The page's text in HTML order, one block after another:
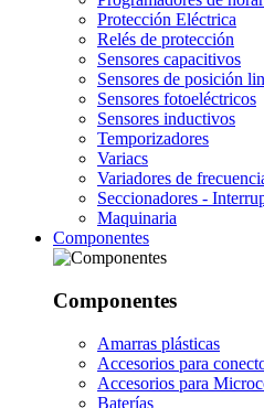
Protección Eléctrica
Relés de protección
Sensores capacitivos
Sensores de posición
Sensores fotoeléctricos
Sensores inductivos
Temporizadores
Variacs
Variadores de
Seccionadores -
Maquinaria
Componentes
Componentes
Amarras plásticas
Accesorios para
Accesorios para
Baterías